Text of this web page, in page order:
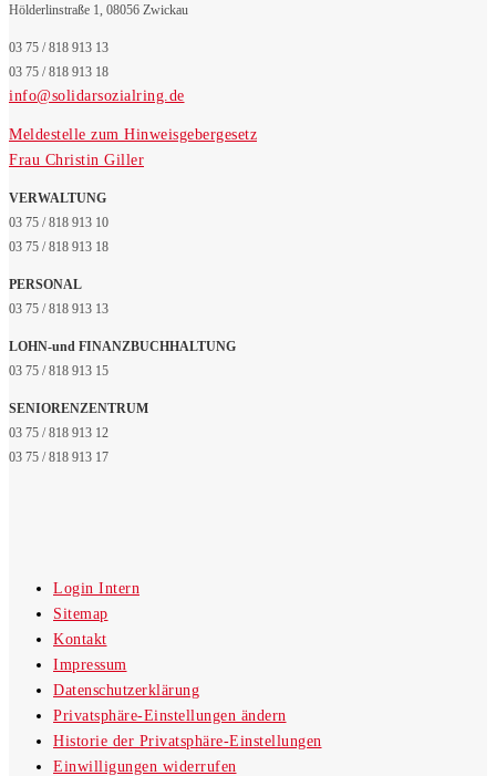
Hölderlinstraße 1, 08056 Zwickau
03 75 / 818 913 13
03 75 / 818 913 18
info@solidarsozialring.de
Meldestelle zum Hinweisgebergesetz
Frau Christin Giller
VERWALTUNG
03 75 / 818 913 10
03 75 / 818 913 18
PERSONAL
03 75 / 818 913 13
LOHN-und FINANZBUCHHALTUNG
03 75 / 818 913 15
SENIORENZENTRUM
03 75 / 818 913 12
03 75 / 818 913 17
Login Intern
Sitemap
Kontakt
Impressum
Datenschutzerklärung
Privatsphäre-Einstellungen ändern
Historie der Privatsphäre-Einstellungen
Einwilligungen widerrufen